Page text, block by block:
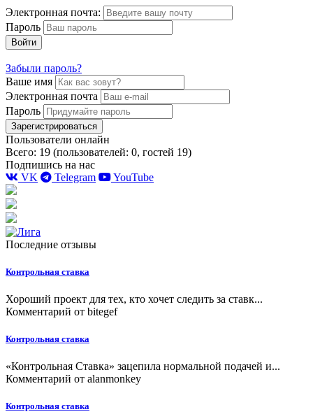
Электронная почта:
Пароль
Войти
Забыли пароль?
Ваше имя
Электронная почта
Пароль
Зарегистрироваться
Пользователи онлайн
Всего: 19 (пользователей: 0, гостей 19)
Подпишись на нас
VK
Telegram YouTube
Последние отзывы
Контрольная ставка
Хороший проект для тех, кто хочет следить за ставк...
Комментарий от bitegef
Контрольная ставка
«Контрольная Ставка» зацепила нормальной подачей и...
Комментарий от alanmonkey
Контрольная ставка